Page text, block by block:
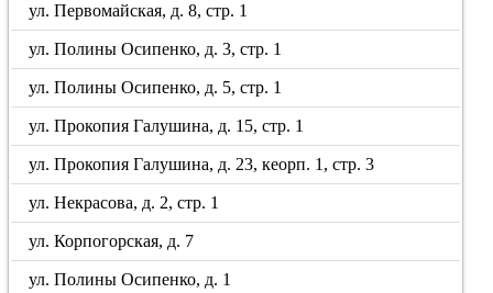
ул. Первомайская, д. 8, стр. 1
ул. Полины Осипенко, д. 3, стр. 1
ул. Полины Осипенко, д. 5, стр. 1
ул. Прокопия Галушина, д. 15, стр. 1
ул. Прокопия Галушина, д. 23, кеорп. 1, стр. 3
ул. Некрасова, д. 2, стр. 1
ул. Корпогорская, д. 7
ул. Полины Осипенко, д. 1